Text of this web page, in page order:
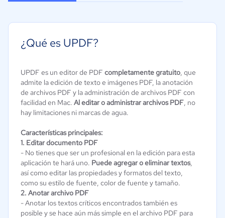
¿Qué es UPDF?
UPDF es un editor de PDF completamente gratuito, que
admite la edición de texto e imágenes PDF, la anotación
de archivos PDF y la administración de archivos PDF con
facilidad en Mac. Al editar o administrar archivos PDF, no
hay limitaciones ni marcas de agua.
Características principales:
1. Editar documento PDF
- No tienes que ser un profesional en la edición para esta
aplicación te hará uno. Puede agregar o eliminar textos,
así como editar las propiedades y formatos del texto,
como su estilo de fuente, color de fuente y tamaño.
2. Anotar archivo PDF
- Anotar los textos críticos encontrados también es
posible y se hace aún más simple en el archivo PDF para